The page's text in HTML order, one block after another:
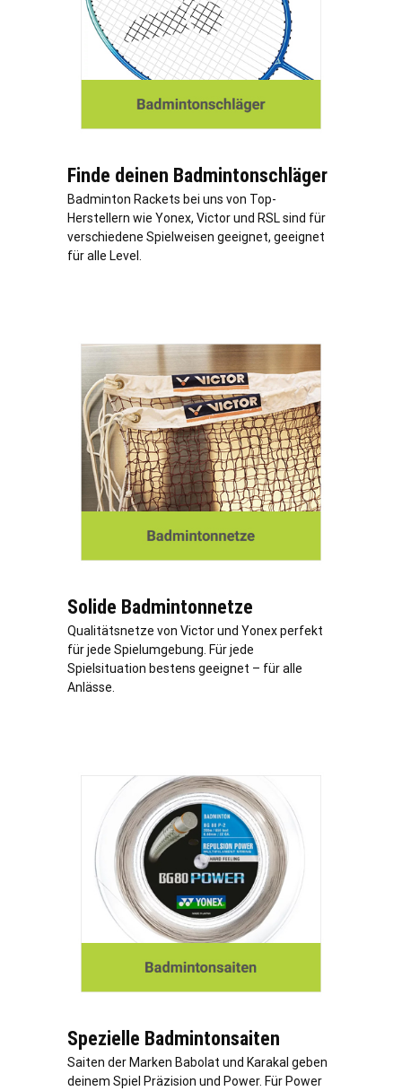
Finde deinen Badmintonschläger
Badminton Rackets bei uns von Top-
Herstellern wie Yonex, Victor und RSL sind für
verschiedene Spielweisen geeignet, geeignet
für alle Level.
Solide Badmintonnetze
Qualitätsnetze von Victor und Yonex perfekt
für jede Spielumgebung. Für jede
Spielsituation bestens geeignet – für alle
Anlässe.
Spezielle Badmintonsaiten
Saiten der Marken Babolat und Karakal geben
deinem Spiel Präzision und Power. Für Power